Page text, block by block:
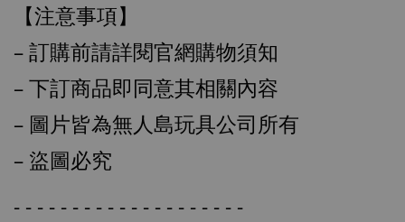
子彈飛 鵝城縣長 張麻子 [BK01]
NT$ 5,300
【注意事項】
– 訂購前請詳閱官網購物須知
– 下訂商品即同意其相關內容
– 圖片皆為無人島玩具公司所有
– 盜圖必究
- - - - - - - - - - - - - - - - - - - -